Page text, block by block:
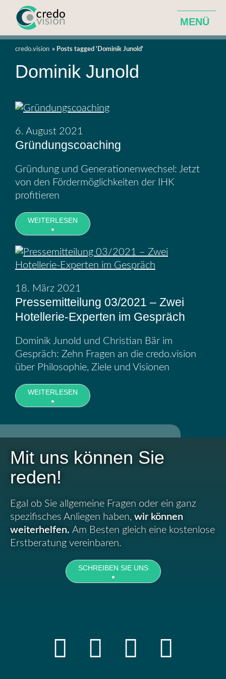
MENÜ
Agentur für ganzheitliche Hotelentwicklung
Leistungen
Über Uns
News
credo.vision Posts tagged 'Dominik Junold'
Dominik Junold
6. August 2021
Gründungscoaching
Gründung und Generationenwechsel: Jetzt
von den Fördermöglichkeiten der IHK
profitieren
WEITERLESEN
18. März 2021
Pressemitteilung 03/2021 – Zwei
Hotellerie-Experten im Gespräch
Dominik Junold und Christian Bär im
Gespräch: Zehn Fragen an die credo.vision
über Philosophie, Ziele und Visionen
WEITERLESEN
Mit uns können Sie
reden!
Egal ob Sie allgemeine Fragen oder ein ganz
spezifisches Anliegen haben, wir können
weiterhelfen. Am Besten gleich eine kostenlose
Erstberatung vereinbaren.
SCHREIBEN SIE UNS